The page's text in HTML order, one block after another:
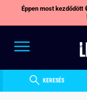
Éppen most kezdődött
KERESÉS